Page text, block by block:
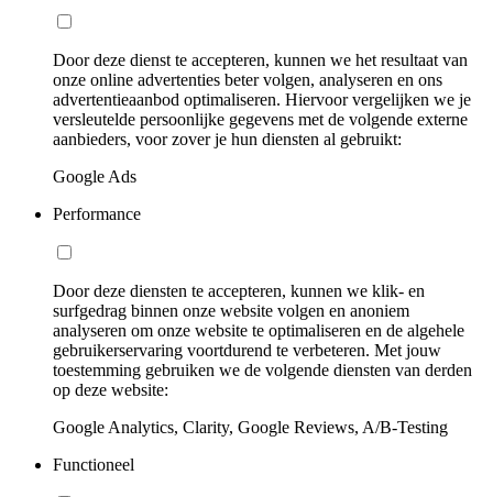
Door deze dienst te accepteren, kunnen we het resultaat van
onze online advertenties beter volgen, analyseren en ons
advertentieaanbod optimaliseren. Hiervoor vergelijken we je
versleutelde persoonlijke gegevens met de volgende externe
aanbieders, voor zover je hun diensten al gebruikt:
Google Ads
Performance
Door deze diensten te accepteren, kunnen we klik- en
surfgedrag binnen onze website volgen en anoniem
analyseren om onze website te optimaliseren en de algehele
gebruikerservaring voortdurend te verbeteren. Met jouw
toestemming gebruiken we de volgende diensten van derden
op deze website:
Google Analytics, Clarity, Google Reviews, A/B-Testing
Functioneel